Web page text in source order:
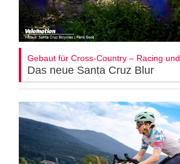
Gebaut für Cross-Country – Racing
Das neue Santa Cruz Blur